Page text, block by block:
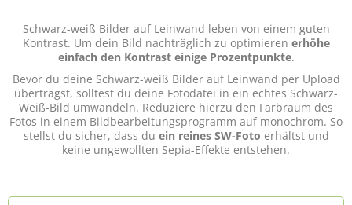
Schwarz-weiß Bilder auf Leinwand leben von einem guten
Kontrast. Um dein Bild nachträglich zu optimieren erhöhe
einfach den Kontrast einige Prozentpunkte.
Bevor du deine Schwarz-weiß Bilder auf Leinwand per Upload
überträgst, solltest du deine Fotodatei in ein echtes Schwarz-
Weiß-Bild umwandeln. Reduziere hierzu den Farbraum des
Fotos in einem Bildbearbeitungsprogramm auf monochrom. So
stellst du sicher, dass du ein reines SW-Foto erhältst und
keine ungewollten Sepia-Effekte entstehen.